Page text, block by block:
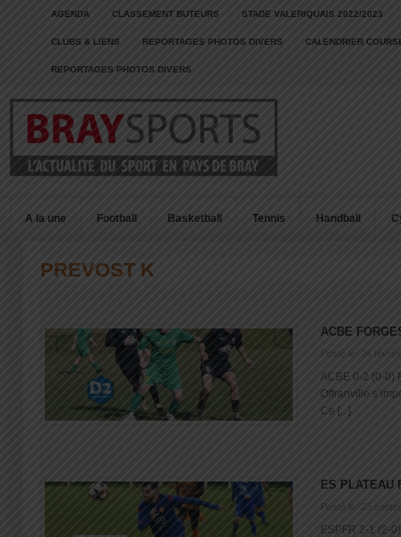
AGENDA CLASSEMENT BUTEURS STADE VALERIQUAIS 2022/2023
CLUBS & LIENS REPORTAGES PHOTOS DIVERS CALENDRIER
REPORTAGES PHOTOS DIVERS
A la une Football Basketball Tennis Handball
PREVOST K
ACBE
Posté le: 24
ACBE 0-2 (0-0)
Offranville
Ce [...]
ES PLATEAU
Posté le: 23
ESPFR 2-1 (2-